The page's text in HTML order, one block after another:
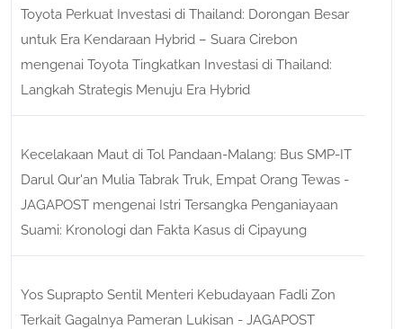
Toyota Perkuat Investasi di Thailand: Dorongan Besar
untuk Era Kendaraan Hybrid – Suara Cirebon
mengenai Toyota Tingkatkan Investasi di Thailand:
Langkah Strategis Menuju Era Hybrid
Kecelakaan Maut di Tol Pandaan-Malang: Bus SMP-IT
Darul Qur'an Mulia Tabrak Truk, Empat Orang Tewas -
JAGAPOST mengenai Istri Tersangka Penganiayaan
Suami: Kronologi dan Fakta Kasus di Cipayung
Yos Suprapto Sentil Menteri Kebudayaan Fadli Zon
Terkait Gagalnya Pameran Lukisan - JAGAPOST